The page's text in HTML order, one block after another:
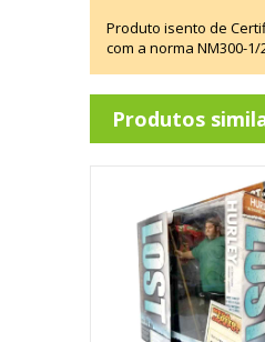
Produto isento de
com a norma NM300-
Produtos